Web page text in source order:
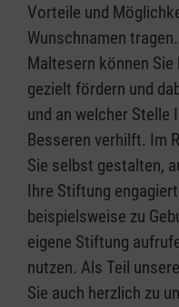
Vorteile und
Wunschnamen
Maltesern können
gezielt fördern und
und an welcher Stelle
Besseren verhilft. Im
Sie selbst gestalten,
Ihre Stiftung
beispielsweise zu
eigene Stiftung
nutzen. Als Teil
Sie auch herzlich zu